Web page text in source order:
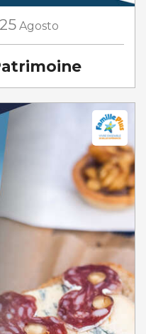
25 Agosto